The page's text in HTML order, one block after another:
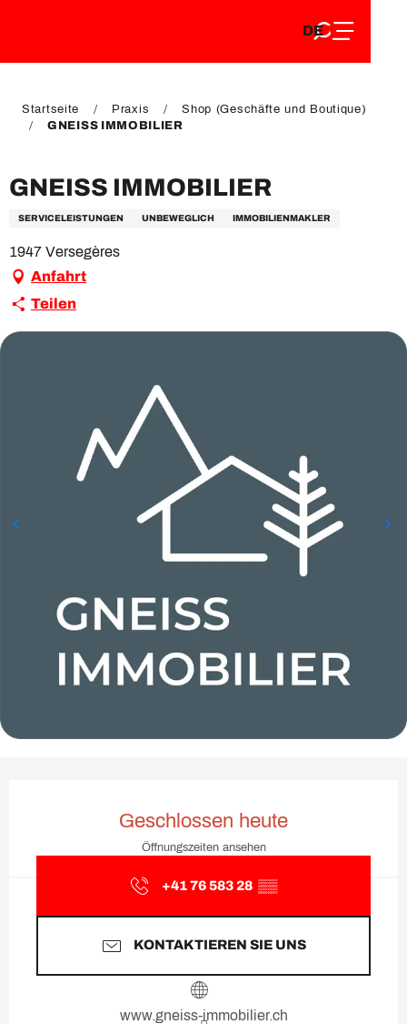
EN
DE
FR
Startseite Praxis
Shop (Geschäfte und Boutique)
GNEISS IMMOBILIER
GNEISS IMMOBILIER
SERVICELEISTUNGEN UNBEWEGLICH IMMOBILIENMAKLER
1947 Versegères
Anfahrt
Teilen
Geschlossen heute
Öffnungszeiten ansehen
+41 76 583 28 ▒▒
KONTAKTIEREN SIE UNS
www.gneiss-immobilier.ch